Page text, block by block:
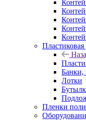
Пластиковая
Банки,
Лотки
Пленки